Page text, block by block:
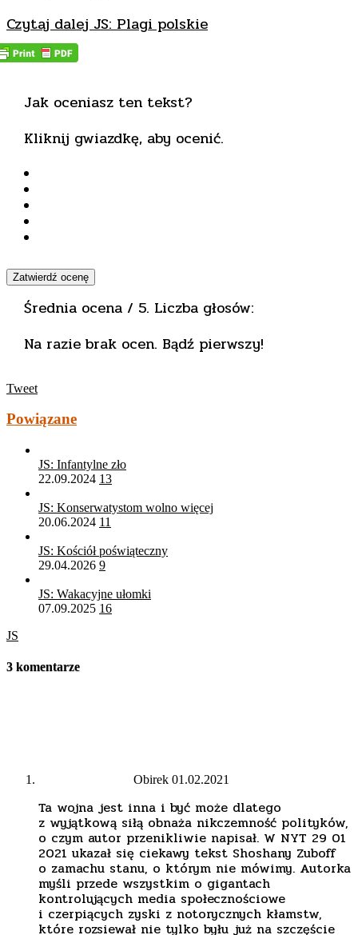
Czytaj dalejJS: Plagi polskie
Jak oceniasz ten tekst?
Kliknij gwiazdkę, aby ocenić.
Zatwierdź ocenę
Średnia ocena / 5. Liczba głosów:
Na razie brak ocen. Bądź pierwszy!
Tweet
Powiązane
JS: Infantylne zło
22.09.2024 13
JS: Konserwatystom wolno więcej
20.06.2024 11
JS: Kościół poświąteczny
29.04.2026 9
JS: Wakacyjne ułomki
07.09.2025 16
JS
3 komentarze
Obirek 01.02.2021
Ta wojna jest inna i być może dlatego
z wyjątkową siłą obnaża nikczemność polityków,
o czym autor przenikliwie napisał. W NYT 29 01
2021 ukazał się ciekawy tekst Shoshany Zuboff
o zamachu stanu, o którym nie mówimy. Autorka
myśli przede wszystkim o gigantach
kontrolujących media społecznościowe
i czerpiących zyski z notorycznych kłamstw,
które rozsiewał nie tylko byłu już na szczęście